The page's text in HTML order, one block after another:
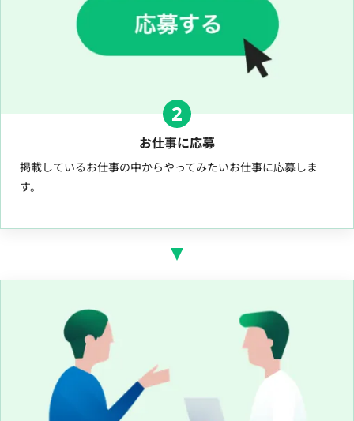
2
お仕事に応募
掲載しているお仕事の中からやってみたいお仕事に応募しま
す。